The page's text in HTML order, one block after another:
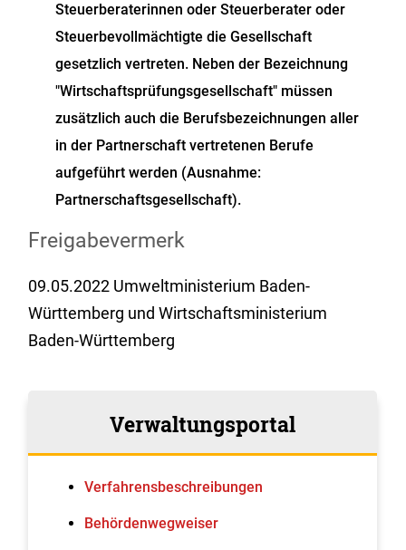
Steuerberaterinnen oder Steuerberater oder
Steuerbevollmächtigte die Gesellschaft
gesetzlich vertreten. Neben der Bezeichnung
"Wirtschaftsprüfungsgesellschaft" müssen
zusätzlich auch die Berufsbezeichnungen aller
in der Partnerschaft vertretenen Berufe
aufgeführt werden (Ausnahme:
Partnerschaftsgesellschaft).
Freigabevermerk
09.05.2022 Umweltministerium Baden-
Württemberg und Wirtschaftsministerium
Baden-Württemberg
Verwaltungsportal
Verfahrens­beschreibungen
Behördenwegweiser